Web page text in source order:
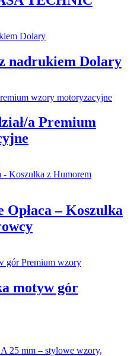
nadrukiem Dolary
a Premium
Opłaca – Koszulka
motyw gór